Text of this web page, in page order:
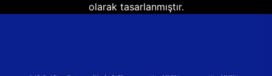
olarak tasarlanmıştır.